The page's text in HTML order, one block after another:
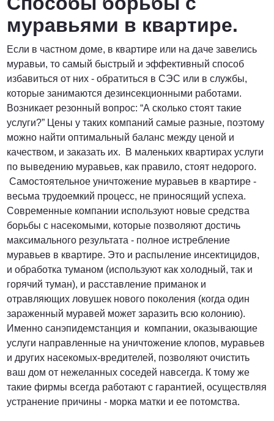
муравьями в квартире.
Если в частном доме, в квартире или на даче завелись
муравьи, то самый быстрый и эффективный способ
избавиться от них - обратиться в СЭС или в службы,
которые занимаются дезинсекционными работами.
Возникает резонный вопрос: “А сколько стоят такие
услуги?” Цены у таких компаний самые разные, поэтому
можно найти оптимальный баланс между ценой и
качеством, и заказать их. В маленьких квартирах услуги
по выведению муравьев, как правило, стоят недорого.
Самостоятельное уничтожение муравьев в квартире -
весьма трудоемкий процесс, не приносящий успеха.
Современные компании используют новые средства
борьбы с насекомыми, которые позволяют достичь
максимального результата - полное истребление
муравьев в квартире. Это и распыление инсектицидов,
и обработка туманом (используют как холодный, так и
горячий туман), и расставление приманок и
отравляющих ловушек нового поколения (когда один
зараженный муравей может заразить всю колонию).
Именно санэпидемстанция и компании, оказывающие
услуги направленные на уничтожение клопов, муравьев
и других насекомых-вредителей, позволяют очистить
ваш дом от нежеланных соседей навсегда. К тому же
такие фирмы всегда работают с гарантией, осуществляя
устранение причины - морка матки и ее потомства.